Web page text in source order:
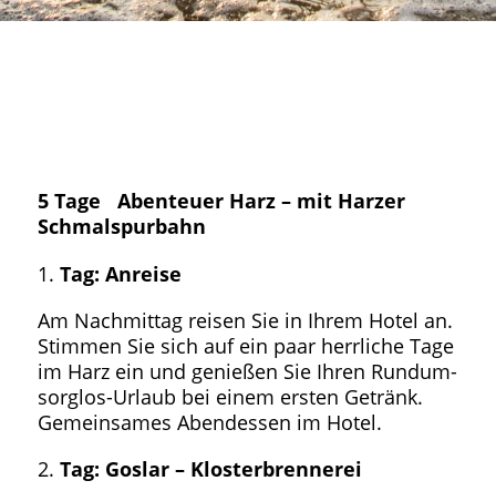
5 Tage Abenteuer Harz – mit Harzer
Schmalspurbahn
Tag: Anreise
Am Nachmittag reisen Sie in Ihrem Hotel an.
Stimmen Sie sich auf ein paar herrliche Tage
im Harz ein und genießen Sie Ihren Rundum-
sorglos-Urlaub bei einem ersten Getränk.
Gemeinsames Abendessen im Hotel.
Tag: Goslar – Klosterbrennerei